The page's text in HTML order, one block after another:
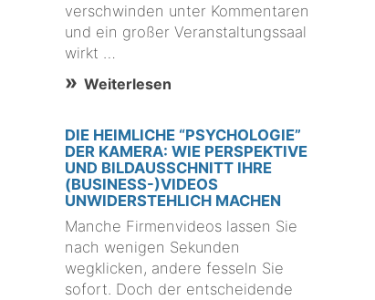
verschwinden unter Kommentaren
und ein großer Veranstaltungssaal
wirkt …
Weiterlesen
DIE HEIMLICHE “PSYCHOLOGIE”
DER KAMERA: WIE PERSPEKTIVE
UND BILDAUSSCHNITT IHRE
(BUSINESS-)VIDEOS
UNWIDERSTEHLICH MACHEN
Manche Firmenvideos lassen Sie
nach wenigen Sekunden
wegklicken, andere fesseln Sie
sofort. Doch der entscheidende